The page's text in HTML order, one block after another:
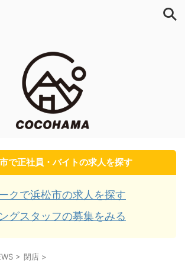
で正社員・バイトの求人を探す
クで浜松市の求人を探す
グスタッフの募集をみる
> 閉店 >